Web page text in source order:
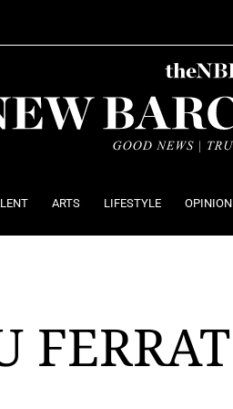
ARTS LIFESTYLE OPINION
FERRAT